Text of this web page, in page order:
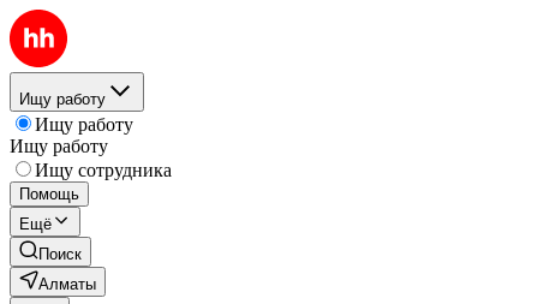
Ищу работу
Ищу работу
Ищу работу
Ищу сотрудника
Помощь
Ещё
Поиск
Алматы